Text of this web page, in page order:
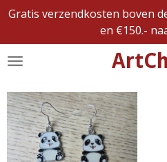
Ga
naar
de
Gratis verzendkosten boven
en €150.-